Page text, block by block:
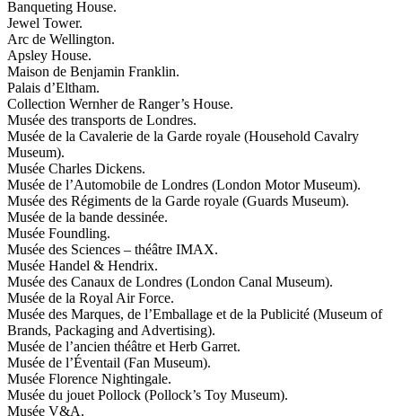
Banqueting House.
Jewel Tower.
Arc de Wellington.
Apsley House.
Maison de Benjamin Franklin.
Palais d’Eltham.
Collection Wernher de Ranger’s House.
Musée des transports de Londres.
Musée de la Cavalerie de la Garde royale (Household Cavalry
Museum).
Musée Charles Dickens.
Musée de l’Automobile de Londres (London Motor Museum).
Musée des Régiments de la Garde royale (Guards Museum).
Musée de la bande dessinée.
Musée Foundling.
Musée des Sciences – théâtre IMAX.
Musée Handel & Hendrix.
Musée des Canaux de Londres (London Canal Museum).
Musée de la Royal Air Force.
Musée des Marques, de l’Emballage et de la Publicité (Museum of
Brands, Packaging and Advertising).
Musée de l’ancien théâtre et Herb Garret.
Musée de l’Éventail (Fan Museum).
Musée Florence Nightingale.
Musée du jouet Pollock (Pollock’s Toy Museum).
Musée V&A.